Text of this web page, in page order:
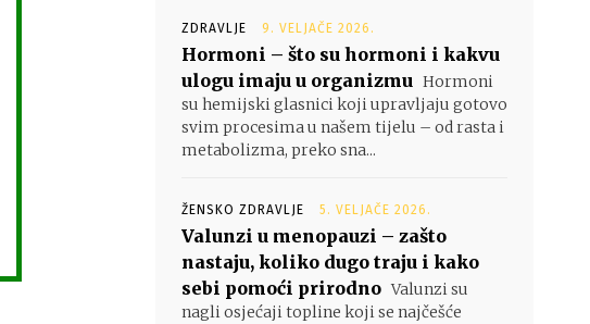
ZDRAVLJE 9. VELJAČE 2026.
Hormoni – što su hormoni i kakvu
ulogu imaju u organizmu Hormoni
su hemijski glasnici koji upravljaju gotovo
svim procesima u našem tijelu – od rasta i
metabolizma, preko sna...
ŽENSKO ZDRAVLJE 5. VELJAČE 2026.
Valunzi u menopauzi – zašto
nastaju, koliko dugo traju i kako
sebi pomoći prirodno Valunzi su
nagli osjećaji topline koji se najčešće